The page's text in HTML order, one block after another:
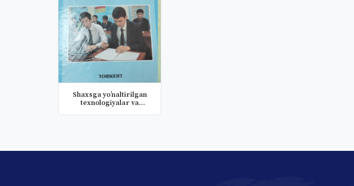
Shaxsga yoʼnaltirilgan
texnologiyalar va